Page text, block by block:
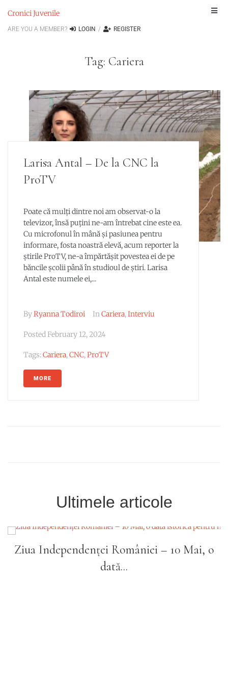
Cronici Juvenile
ARE YOU A MEMBER? LOGIN / REGISTER
Tag: Cariera
Larisa Antal – De la CNC la
ProTV
Poate că mulți dintre noi am observat-o la
televizor, însă puțini ne-am întrebat cine este ea.
Cu microfonul în mână și pasiunea pentru
informare, fosta noastră elevă, acum reporter la
știrile ProTV, ne-a împărtășit povestea ei de pe
băncile școlii până în studioul de știri. Larisa
Antal este numele ei,...
ByRyanna Todiroi InCariera,Interviu
Posted February 12, 2024
Tags:Cariera,CNC,ProTV
MORE
Ultimele articole
Ziua Independenței României – 10 Mai, o
dată...